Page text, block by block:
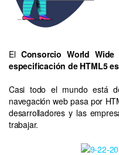
El Consorcio World Wide
especificación de HTML5
Casi todo el mundo está
navegación web pasa por
desarrolladores y las
trabajar.